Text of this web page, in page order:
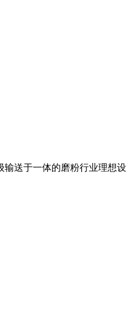
输送于一体的磨粉行业理想设